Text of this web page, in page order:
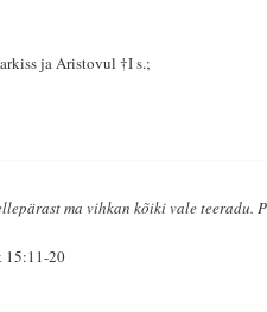
ja Aristovul †I s.;
ma vihkan kõiki vale teeradu.
15:11-20